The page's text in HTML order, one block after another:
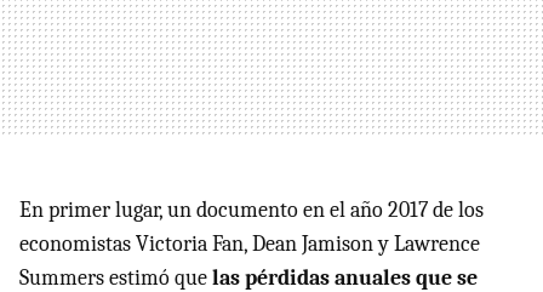
En primer lugar, un documento en el año 2017 de los
economistas Victoria Fan, Dean Jamison y Lawrence
Summers estimó quelas pérdidas anuales que se